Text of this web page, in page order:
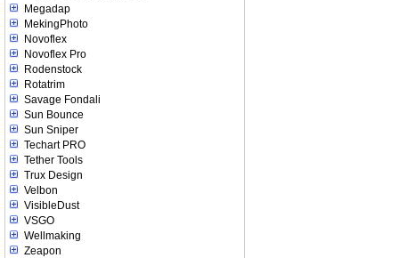
Megadap
MekingPhoto
Novoflex
Novoflex Pro
Rodenstock
Rotatrim
Savage Fondali
Sun Bounce
Sun Sniper
Techart PRO
Tether Tools
Trux Design
Velbon
VisibleDust
VSGO
Wellmaking
Zeapon